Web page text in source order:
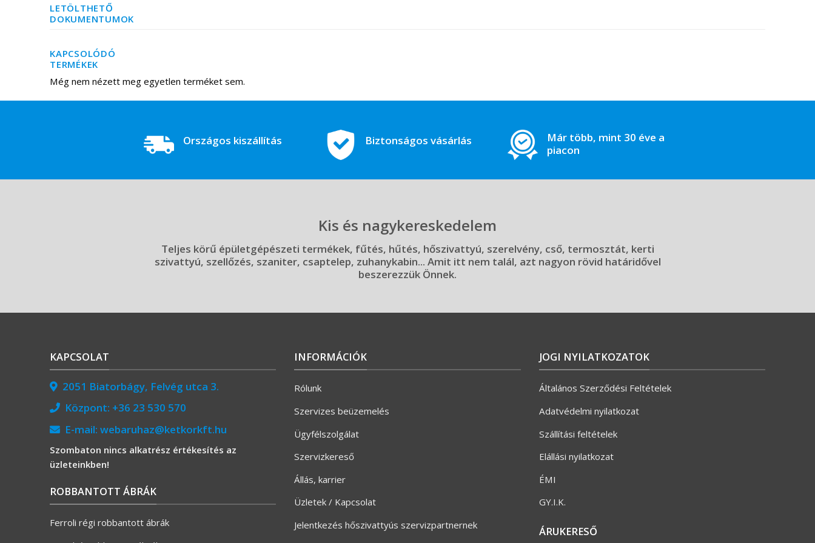
LETÖLTHETŐ
DOKUMENTUMOK
KAPCSOLÓDÓ
TERMÉKEK
Még nem nézett meg egyetlen terméket sem.
Országos kiszállítás Biztonságos vásárlás
Már több, mint 30 éve a
piacon
Kis és nagykereskedelem
Teljes körű épületgépészeti termékek, fűtés, hűtés, hőszivattyú, szerelvény, cső, termosztát, kerti
szivattyú, szellőzés, szaniter, csaptelep, zuhanykabin... Amit itt nem talál, azt nagyon rövid határidővel
beszerezzük Önnek.
KAPCSOLAT
2051 Biatorbágy, Felvég utca 3.
Központ: +36 23 530 570
E-mail: webaruhaz@ketkorkft.hu
Szombaton nincs alkatrész értékesítés az
üzleteinkben!
ROBBANTOTT ÁBRÁK
Ferroli régi robbantott ábrák
INFORMÁCIÓK
Rólunk
Szervizes beüzemelés
Ügyfélszolgálat
Szervizkereső
Állás, karrier
Üzletek / Kapcsolat
Jelentkezés hőszivattyús szervizpartnernek
JOGI NYILATKOZATOK
Általános Szerződési Feltételek
Adatvédelmi nyilatkozat
Szállítási feltételek
Elállási nyilatkozat
ÉMI
GY.I.K.
ÁRUKERESŐ